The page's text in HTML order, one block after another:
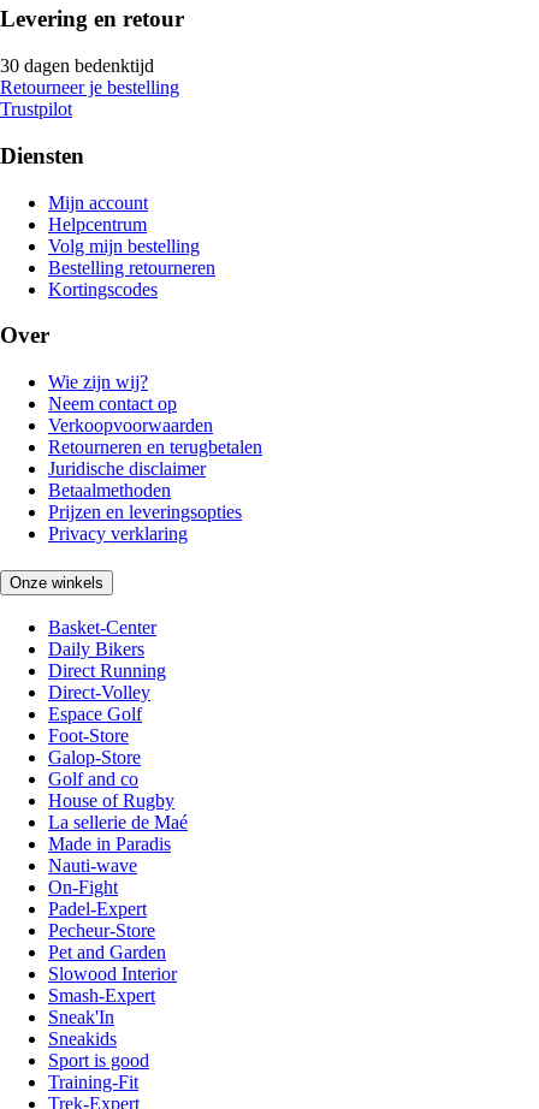
Levering en retour
30 dagen bedenktijd
Retourneer je bestelling
Trustpilot
Diensten
Mijn account
Helpcentrum
Volg mijn bestelling
Bestelling retourneren
Kortingscodes
Over
Wie zijn wij?
Neem contact op
Verkoopvoorwaarden
Retourneren en terugbetalen
Juridische disclaimer
Betaalmethoden
Prijzen en leveringsopties
Privacy verklaring
Onze winkels
Basket-Center
Daily Bikers
Direct Running
Direct-Volley
Espace Golf
Foot-Store
Galop-Store
Golf and co
House of Rugby
La sellerie de Maé
Made in Paradis
Nauti-wave
On-Fight
Padel-Expert
Pecheur-Store
Pet and Garden
Slowood Interior
Smash-Expert
Sneak'In
Sneakids
Sport is good
Training-Fit
Trek-Expert